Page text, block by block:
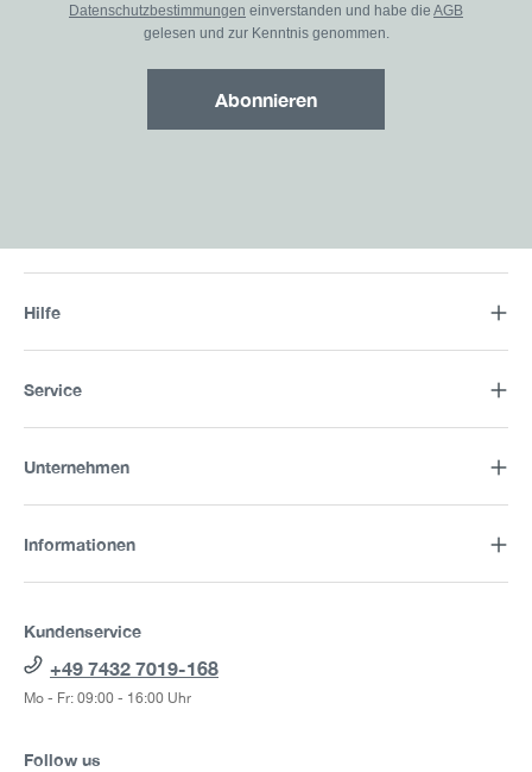
Datenschutzbestimmungen einverstanden und habe die AGB
gelesen und zur Kenntnis genommen.
Abonnieren
Hilfe
Service
Unternehmen
Informationen
Kundenservice
+49 7432 7019-168
Mo - Fr: 09:00 - 16:00 Uhr
Follow us